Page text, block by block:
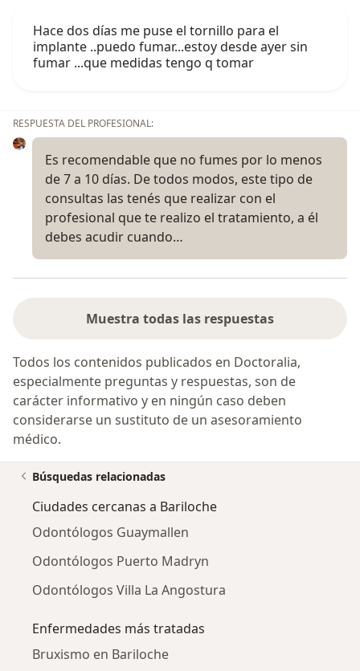
Hace dos días me puse el tornillo para el
implante ..puedo fumar...estoy desde ayer sin
fumar ...que medidas tengo q tomar
RESPUESTA DEL PROFESIONAL:
Es recomendable que no fumes por lo menos
de 7 a 10 días. De todos modos, este tipo de
consultas las tenés que realizar con el
profesional que te realizo el tratamiento, a él
debes acudir cuando…
Muestra todas las respuestas
Todos los contenidos publicados en Doctoralia,
especialmente preguntas y respuestas, son de
carácter informativo y en ningún caso deben
considerarse un sustituto de un asesoramiento
médico.
Búsquedas relacionadas
Ciudades cercanas a Bariloche
Odontólogos Guaymallen
Odontólogos Puerto Madryn
Odontólogos Villa La Angostura
Enfermedades más tratadas
Bruxismo en Bariloche